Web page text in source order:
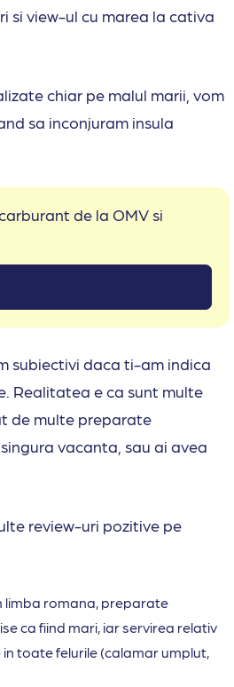
si view-ul cu marea la cativa
chiar pe malul marii, vom
sa inconjuram insula
de la OMV si
subiectivi daca ti-am indica
Realitatea e ca sunt multe
de multe preparate
vacanta, sau ai avea
review-uri pozitive pe
limba romana, preparate
ca fiind mari, iar servirea relativ
toate felurile (calamar umplut,